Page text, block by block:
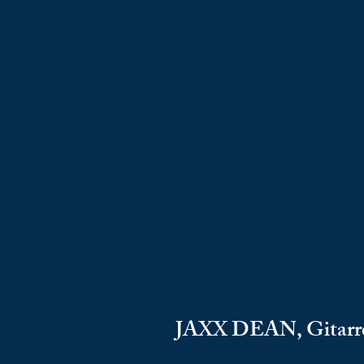
JAXX DEAN,